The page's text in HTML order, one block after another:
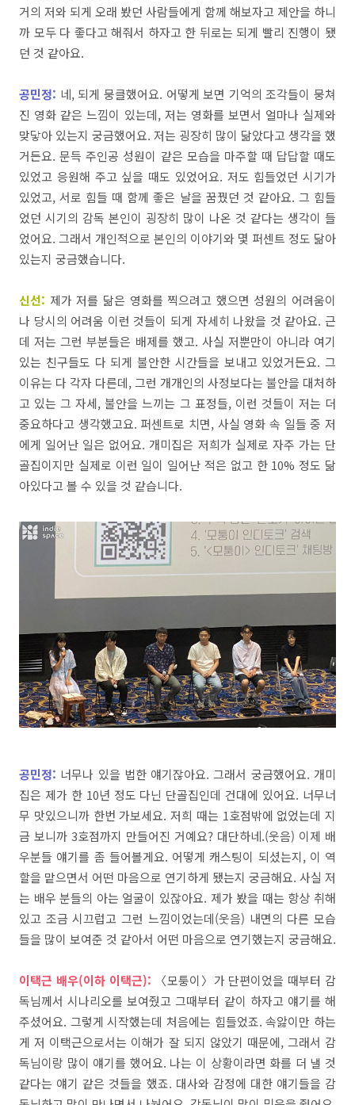
거의 저와 되게 오래 봤던 사람들에게 함께 해보자고 제안을 하니
까 모두 다 좋다고 해줘서 하자고 한 뒤로는 되게 빨리 진행이 됐
던 것 같아요.
공민정: 네, 되게 뭉클했어요. 어떻게 보면 기억의 조각들이 뭉쳐
진 영화 같은 느낌이 있는데, 저는 영화를 보면서 얼마나 실제와
맞닿아 있는지 궁금했어요. 저는 굉장히 많이 닮았다고생각을 했
거든요.문득 주인공 성원이 같은 모습을 마주할 때 답답할 때도
있었고 응원해 주고 싶을 때도 있었어요. 저도 힘들었던 시기가
있었고, 서로 힘들 때 함께좋은 날을 꿈꿨던 것 같아요. 그 힘들
었던 시기의 감독 본인이 굉장히 많이 나온 것 같다는 생각이 들
었어요. 그래서 개인적으로 본인의 이야기와 몇 퍼센트 정도 닮아
있는지 궁금했습니다.
신선: 제가 저를 닮은 영화를 찍으려고 했으면 성원의 어려움이
나 당시의 어려움 이런 것들이 되게 자세히 나왔을 것 같아요.근
데 저는 그런 부분들은 배제를 했고. 사실 저뿐만이 아니라 여기
있는 친구들도 다 되게 불안한 시간들을 보내고 있었거든요. 그
이유는 다 각자 다른데,그런 개개인의 사정보다는 불안을 대처하
고 있는 그 자세,불안을 느끼는 그 표정들, 이런 것들이 저는 더
중요하다고 생각했고요. 퍼센트로 치면, 사실 영화 속 일들 중 저
에게 일어난 일은 없어요. 개미집은 저희가 실제로 자주 가는 단
골집이지만 실제로 이런 일이 일어난 적은 없고 한 10% 정도 닮
아있다고볼 수 있을 것 같습니다.
공민정: 너무나 있을 법한 얘기잖아요.그래서 궁금했어요. 개미
집은 제가 한10년 정도 다닌 단골집인데 건대에 있어요. 너무너
무 맛있으니까 한번 가보세요. 저희 때는 1호점밖에 없었는데 지
금 보니까 3호점까지 만들어진 거예요? 대단하네.(웃음) 이제 배
우분들 얘기를 좀 들어볼게요. 어떻게 캐스팅이 되셨는지, 이 역
할을 맡으면서 어떤 마음으로 연기하게 됐는지 궁금해요. 사실 저
는 배우 분들의 아는 얼굴이 있잖아요. 제가 봤을 때는 항상 취해
있고 조금시끄럽고 그런 느낌이었는데(웃음) 내면의 다른 모습
들을 많이 보여준 것 같아서 어떤 마음으로 연기했는지 궁금해요.
이택근 배우(이하 이택근): 〈모퉁이〉가 단편이었을 때부터 감
독님께서시나리오를 보여줬고 그때부터 같이 하자고 얘기를 해
주셨어요. 그렇게시작했는데 처음에는 힘들었죠.속앓이만 하는
게 저 이택근으로서는 이해가 잘 되지 않았기 때문에, 그래서 감
독님이랑 많이 얘기를 했어요. 나는 이 상황이라면 화를 더 낼 것
같다는 얘기 같은 것들을 했죠. 대사와 감정에 대한 얘기들을 감